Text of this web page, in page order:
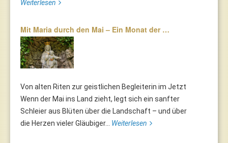
Weiterlesen
Mit Maria durch den Mai – Ein Monat der …
Von alten Riten zur geistlichen Begleiterin im Jetzt
Wenn der Mai ins Land zieht, legt sich ein sanfter
Schleier aus Blüten über die Landschaft – und über
die Herzen vieler Gläubiger... Weiterlesen